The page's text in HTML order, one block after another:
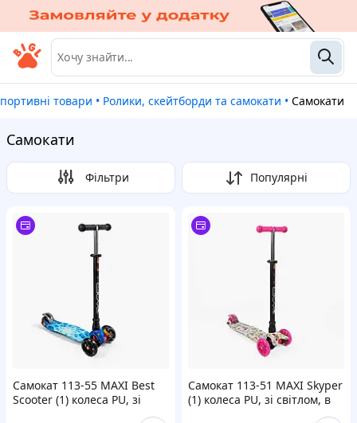
Спортивні товари • Ролики, скейтборди та самокати • Самокати
Самокати
Фільтри Популярні
Самокат 113-55 MAXI Best
Scooter (1) колеса PU, зі
Самокат 113-51 MAXI Skyper
(1) колеса PU, зі світлом, в